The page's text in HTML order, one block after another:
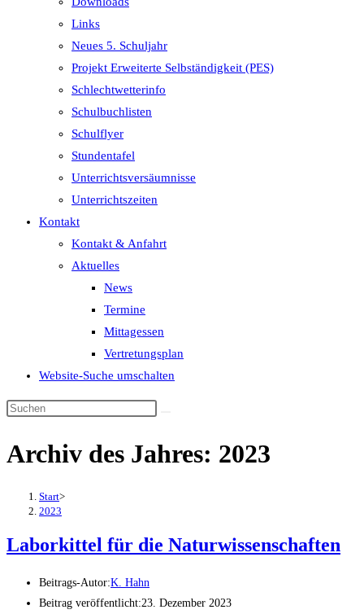
Links
Neues 5. Schuljahr
Projekt Erweiterte Selbständigkeit (PES)
Schlechtwetterinfo
Schulbuchlisten
Schulflyer
Stundentafel
Unterrichtsversäumnisse
Unterrichtszeiten
Kontakt
Kontakt & Anfahrt
Aktuelles
News
Termine
Mittagessen
Vertretungsplan
Website-Suche umschalten
Archiv des Jahres: 2023
Start>
2023
Laborkittel für die Naturwissenschaften
Beitrags-Autor:K. Hahn
Beitrag veröffentlicht:23. Dezember 2023